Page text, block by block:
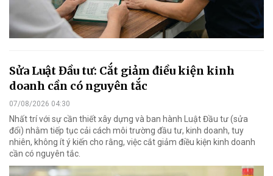
Sửa Luật Đầu tư: Cắt giảm điều kiện kinh
doanh cần có nguyên tắc
07/08/2026 04:30
Nhất trí với sự cần thiết xây dựng và ban hành Luật Đầu tư (sửa
đổi) nhằm tiếp tục cải cách môi trường đầu tư, kinh doanh, tuy
nhiên, không ít ý kiến cho rằng, việc cắt giảm điều kiện kinh doanh
cần có nguyên tắc.